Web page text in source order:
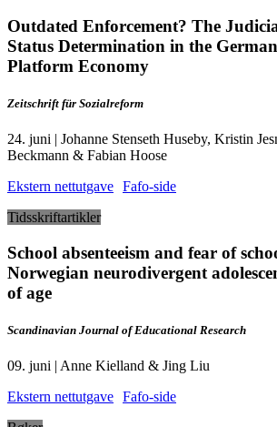
Outdated Enforcement? The
Status Determination in the
Platform Economy
Zeitschrift für Sozialreform
24. juni | Johanne Stenseth Huseby, Kristin
Beckmann & Fabian Hoose
Ekstern nettutgave Fafo-side
Tidsskriftartikler
School absenteeism and fear of
Norwegian neurodivergent
of age
Scandinavian Journal of Educational Research
09. juni | Anne Kielland & Jing Liu
Ekstern nettutgave Fafo-side